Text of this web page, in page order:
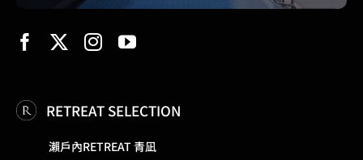
RETREAT SELECTION
瀨戶內RETREAT 青凪